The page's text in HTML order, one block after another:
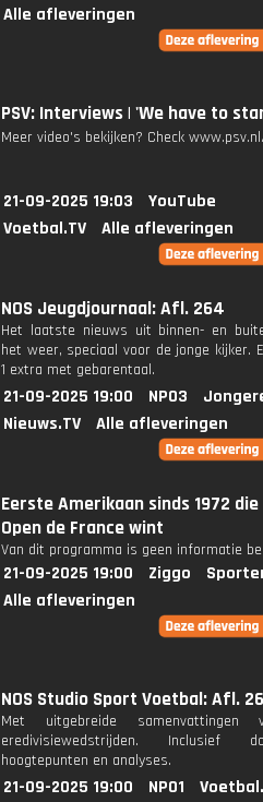
Alle afleveringen
PSV: Interviews | 'We have to
Meer video's bekijken? Check
21-09-2025 19:03
YouTube
Voetbal.TV
Alle afleveringen
NOS Jeugdjournaal: Afl. 264
Het laatste nieuws uit binnen- en
het weer, speciaal voor de jonge kijker.
1 extra met gebarentaal.
21-09-2025 19:00 NPO3
Nieuws.TV
Alle afleveringen
Eerste Amerikaan sinds 1972 die
Open de France wint
Van dit programma is geen informatie
21-09-2025 19:00 Ziggo
Alle afleveringen
NOS Studio Sport Voetbal: Afl. 26
Met uitgebreide samenvattingen
eredivisiewedstrijden. Inclusief
hoogtepunten en analyses.
21-09-2025 19:00 NPO1